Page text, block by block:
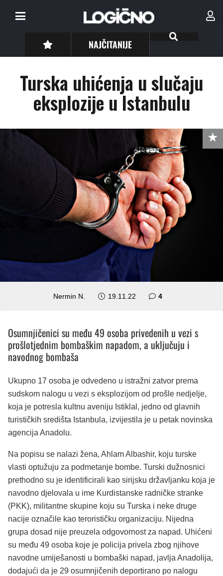
NAJČITANIJE
Turska uhićenja u slučaju
eksplozije u Istanbulu
Nermin N. 19.11.22 4komentara
Osumnjičenici su među 49 osoba privedenih u vezi s
prošlotjednim bombaškim napadom, a uključuju i
navodnog bombaša
Ukupno 17 osoba je odvedeno u istražni zatvor prema
sudskom nalogu u vezi s eksplozijom od prošle nedjelje,
koja je potresla kultnu aveniju Istiklal, jedno od glavnih
turističkih središta Istanbula, izvijestila je u petak novinska
agencija Anadolu.
Na popisu se nalazi žena, Ahlam Albashir, koju turske
vlasti optužuju za podmetanje bombe. Turski dužnosnici
prethodno su je identificirali kao sirijsku državljanku koja je
navodno djelovala u ime Kurdistanske radničke stranke
(PKK), militantne skupine koju su Turska i neke druge
nacije označile kao terorističku organizaciju. Nijedna
grupa dosad nije preuzela odgovornost za napad. Uhićeni
su među 49 osoba koje je policija privela zbog njihove
navodne umiješanosti u bombaški napad, javlja Anadolija,
dodajući da je 29 osumnjičenih deportirano po nalogu